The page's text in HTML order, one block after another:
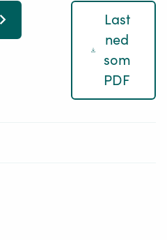
Last
ned
som
PDF